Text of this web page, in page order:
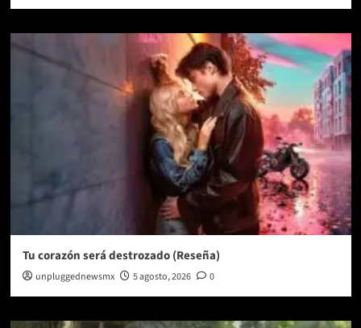
Tu corazón será destrozado (Reseña)
unpluggednewsmx 5 agosto, 2026 0